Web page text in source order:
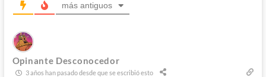
más antiguos
Opinante Desconocedor
3 años han pasado desde que se escribió esto